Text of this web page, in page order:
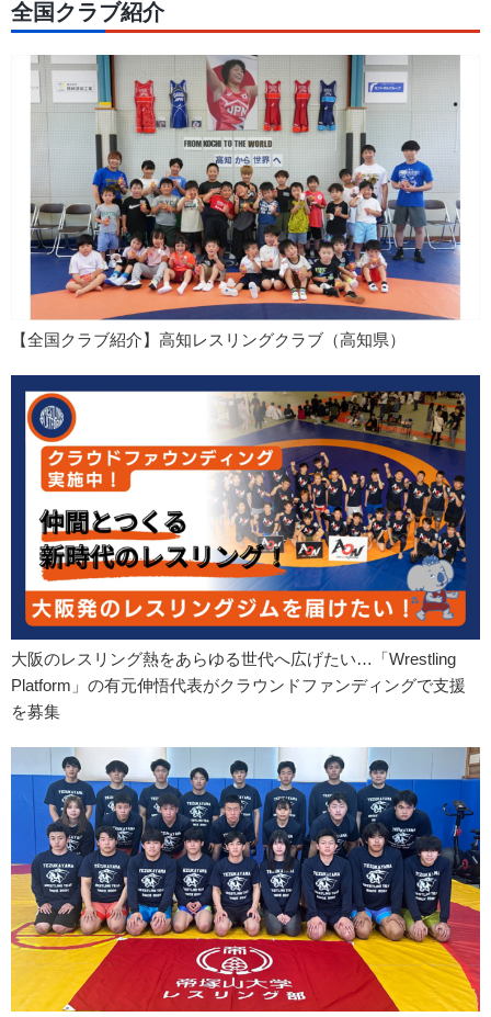
全国クラブ紹介
【全国クラブ紹介】高知レスリングクラブ（高知県）
大阪のレスリング熱をあらゆる世代へ広げたい…「Wrestling
Platform」の有元伸悟代表がクラウンドファンディングで支援
を募集